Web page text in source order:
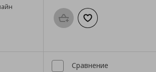
списъка с любими
Προσθήκη στο καλάθι
Добави към
Сравнение